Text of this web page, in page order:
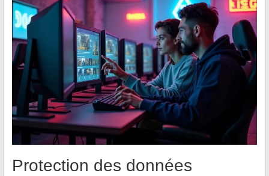
Protection des données